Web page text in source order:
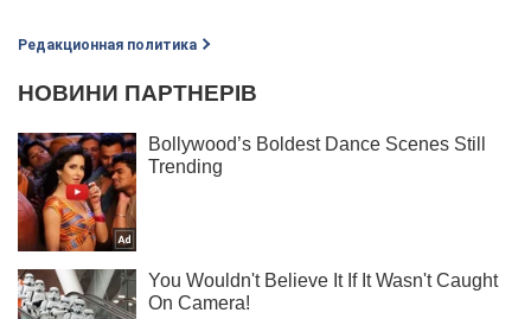
Редакционная политика